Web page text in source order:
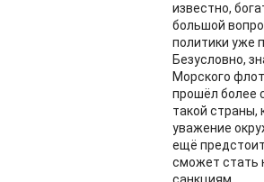
известно,
большой
политики уже
Безусловно,
Морского
прошёл более
такой страны,
уважение
ещё
сможет стать